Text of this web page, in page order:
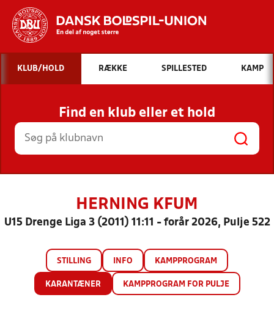
Hvad vil du søge efter?
INDHOLD OG NYHEDER
STILLINGER, RESULTATER, KLUBBER OG
HOLD
KLUB/HOLD RÆKKE SPILLESTED KAMP
Find en klub eller et hold
HERNING KFUM
U15 Drenge Liga 3 (2011) 11:11 - forår 2026, Pulje 522
STILLING INFO KAMPPROGRAM
KARANTÆNER KAMPPROGRAM FOR PULJE